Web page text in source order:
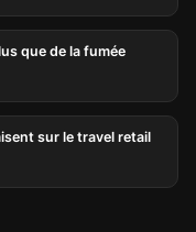
que de la fumée
sur le travel retail